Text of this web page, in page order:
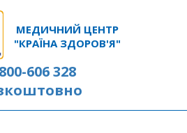
МЕДИЧНИЙ ЦЕНТР
"КРАЇНА ЗДОРОВ'Я"
606 328